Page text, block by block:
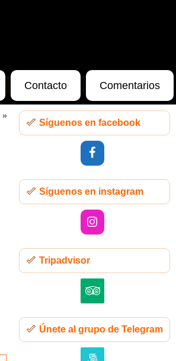
Contacto Comentarios
»
Síguenos en facebook
Síguenos en instagram
Tripadvisor
Únete al grupo de Telegram